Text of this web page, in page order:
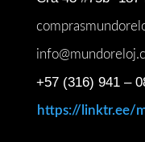
+57 (316) 941 –
https://linktr.ee/